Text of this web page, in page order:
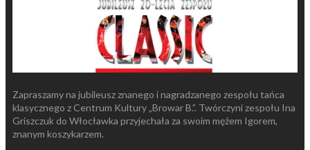
Zapraszamy na jubileusz znanego i nagradzanego zespołu tańca
klasycznego z Centrum Kultury „Browar B.”. Twórczyni zespołu Ina
Griszczuk do Włocławka przyjechała za swoim mężem Igorem,
znanym koszykarzem.